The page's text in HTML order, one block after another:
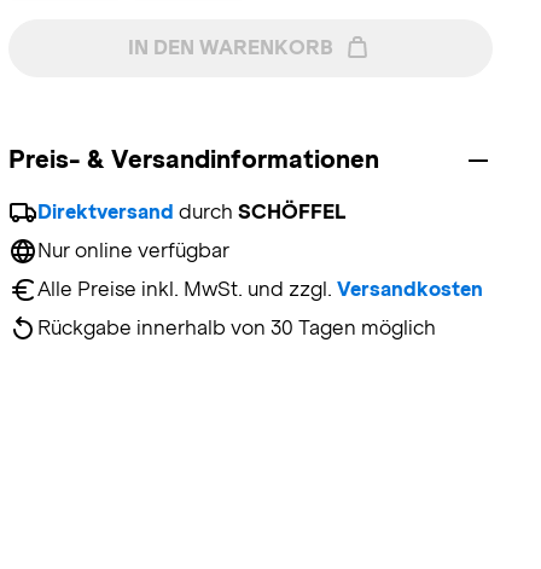
IN DEN WARENKORB
Preis- & Versandinformationen
Direktversand durch SCHÖFFEL
Nur online verfügbar
Alle Preise inkl. MwSt. und zzgl. Versandkosten
Rückgabe innerhalb von 30 Tagen möglich